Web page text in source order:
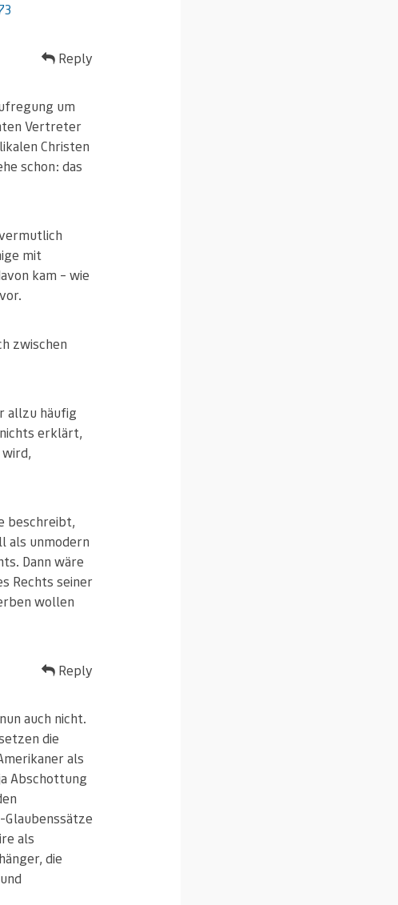
um
Vertreter
Christen
schon: das
mit
kam – wie
zwischen
allzu häufig
erklärt,
beschreibt,
als unmodern
Dann wäre
Rechts seiner
wollen
Reply
auch nicht.
die
als
Abschottung
als
die
Reply